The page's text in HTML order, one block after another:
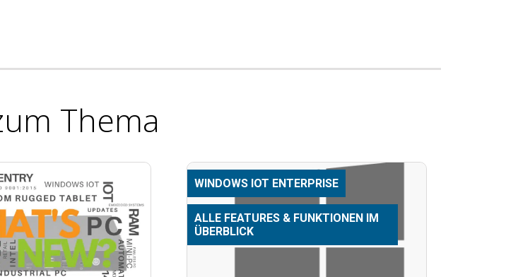
Thema
WINDOWS IOT ENTERPRISE
ALLE FEATURES & FUNKTIONEN IM
ÜBERBLICK